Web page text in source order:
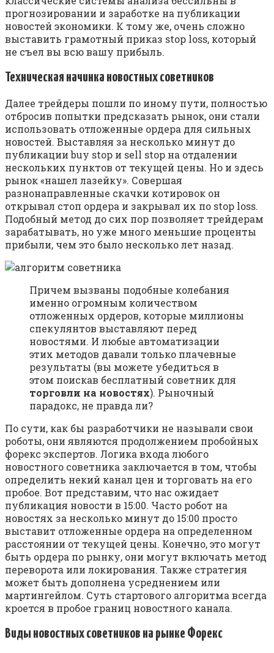
прогнозировании и заработке на публикации
новостей экономики. К тому же, очень сложно
выставить грамотный приказ stop loss, который
не съел вы всю вашу прибыль.
Техническая начинка новостных советников
Далее трейдеры пошли по иному пути, полностью
отбросив попытки предсказать рынок, они стали
использовать отложенные ордера для сильных
новостей. Выставляя за несколько минут до
публикации buy stop и sell stop на отдалении
нескольких пунктов от текущей цены. Но и здесь
рынок «нашел лазейку». Совершая
разнонаправленные скачки котировок он
открывал стоп ордера и закрывал их по stop loss.
Подобный метод до сих пор позволяет трейдерам
зарабатывать, но уже много меньшие проценты
прибыли, чем это было несколько лет назад.
Причем вызваны подобные колебания
именно огромным количеством
отложенных ордеров, которые миллионы
спекулянтов выставляют перед
новостями. И любые автоматизации
этих методов давали только плачевные
результаты (вы можете убедиться в
этом поискав бесплатный советник для
торговли на новостях). Рыночный
парадокс, не правда ли?
По сути, как бы разработчики не называли свои
роботы, они являются продолжением пробойных
форекс экспертов. Логика входа любого
новостного советника заключается в том, чтобы
определить некий канал цен и торговать на его
пробое. Вот представим, что нас ожидает
публикация новости в 15:00. Часто робот на
новостях за несколько минут до 15:00 просто
выставит отложенные ордера на определенном
расстоянии от текущей цены. Конечно, это могут
быть ордера по рынку, они могут включать метод
переворота или локирования. Также стратегия
может быть дополнена усреднением или
мартингейлом. Суть стартового алгоритма всегда
кроется в пробое границ новостного канала.
Виды новостных советников на рынке Форекс